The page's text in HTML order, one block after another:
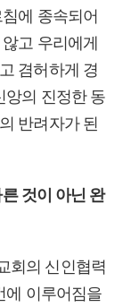
에 종속되어
고 우리에게
겸허하게 경
앙의 진정한 동
반려자가 된
것이 아닌 완
회의 신인협력
에 이루어짐을